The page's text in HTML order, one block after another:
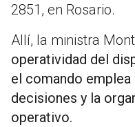
2851, en Rosario.
Allí, la ministra
operatividad del
el comando
decisiones y la
operativo.